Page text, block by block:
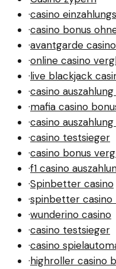
·casino
·casino bonus
·avantgarde
·online casino
·live blackjack
·casino
·mafia casino
·casino
·casino testsieger
·casino bonus
·f1 casino
·Spinbetter casino
·spinbetter casino
·wunderino casino
·casino testsieger
·casino
·highroller casino